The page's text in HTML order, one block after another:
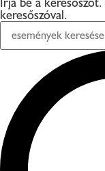
keresőszóval.